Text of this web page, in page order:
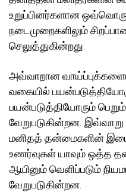
உறுப்பினர்களான
நடைமுறைகளிலும்
செலுத்துகின்றது.
அவ்வாறான
வகையில்
பயன்படுத்தியோரும்
வேறுபடுகின்றன.
மனிதத் தன்மைகளின்
உணர்வுகள் யாவும்
ஆயினும் வெளிப்படும்
வேறுபடுகின்றன.